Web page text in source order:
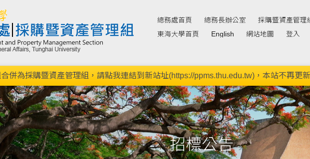
總務處首頁 總務長辦公室 採購暨資產管理
東海大學首頁
English 網站地圖 登入
併為採購暨資產管理組，請點我連結到新站址(https://ppms.thu.edu.tw)，本站不再更
招標公告